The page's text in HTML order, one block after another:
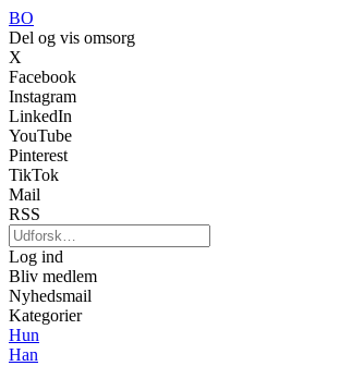
BO
Del og vis omsorg
X
Facebook
Instagram
LinkedIn
YouTube
Pinterest
TikTok
Mail
RSS
Log ind
Bliv medlem
Nyhedsmail
Kategorier
Hun
Han